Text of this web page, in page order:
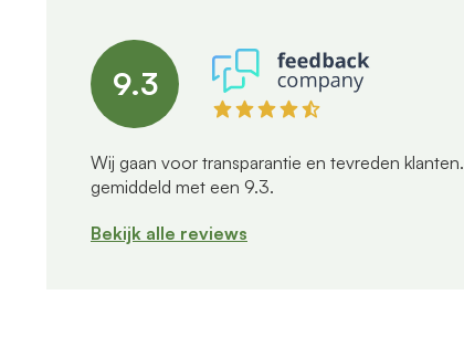
9.3
Wij gaan voor transparantie en tevreden klanten.
gemiddeld met een 9.3.
Bekijk alle reviews